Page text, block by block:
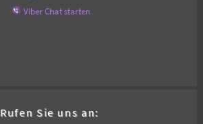
Viber Chat starten
Rufen Sie uns an: